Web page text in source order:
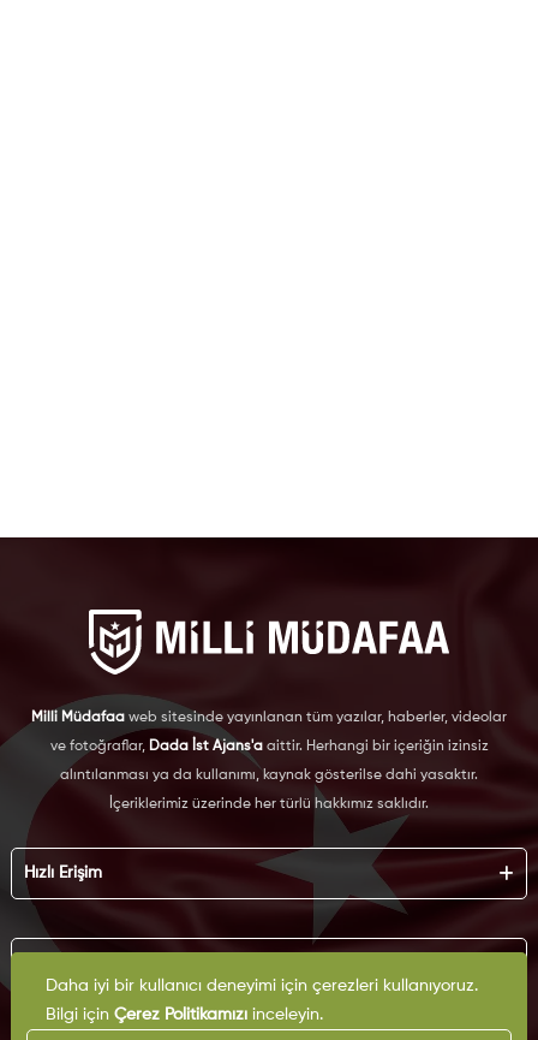
Milli Müdafaa web sitesinde yayınlanan tüm yazılar, haberler, videolar
ve fotoğraflar, Dada İst Ajans'aaittir. Herhangi bir içeriğin izinsiz
alıntılanması ya da kullanımı, kaynak gösterilse dahi yasaktır.
İçeriklerimiz üzerinde her türlü hakkımız saklıdır.
Hızlı Erişim
Künye
Reklam
İş Birliği
Arşiv
KVKK
Daha iyi bir kullanıcı deneyimi için çerezleri kullanıyoruz.
Bilgi için Çerez Politikamızıinceleyin.